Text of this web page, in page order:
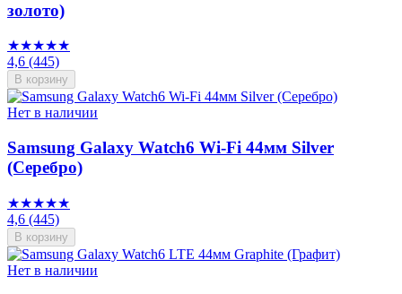
золото)
★★★★★
4,6 (445)
В корзину
Нет в наличии
Samsung Galaxy Watch6 Wi-Fi 44мм Silver
(Серебро)
★★★★★
4,6 (445)
В корзину
Нет в наличии